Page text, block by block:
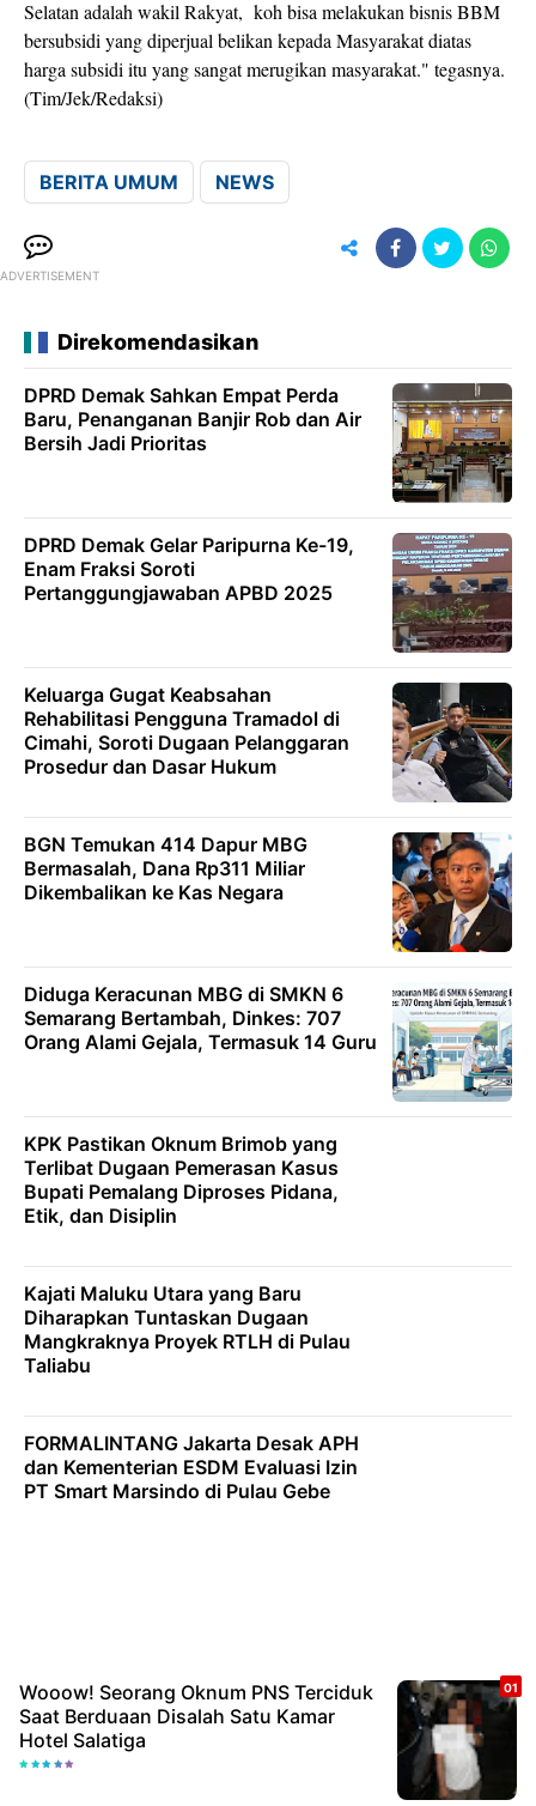
Selatan adalah wakil Rakyat, koh bisa melakukan bisnis BBM
bersubsidi yang diperjual belikan kepada Masyarakat diatas
harga subsidi itu yang sangat merugikan masyarakat." tegasnya.
(Tim/Jek/Redaksi)
BERITA UMUM NEWS
ADVERTISEMENT
Direkomendasikan
DPRD Demak Sahkan Empat Perda
Baru, Penanganan Banjir Rob dan Air
Bersih Jadi Prioritas
DPRD Demak Gelar Paripurna Ke-19,
Enam Fraksi Soroti
Pertanggungjawaban APBD 2025
Keluarga Gugat Keabsahan
Rehabilitasi Pengguna Tramadol di
Cimahi, Soroti Dugaan Pelanggaran
Prosedur dan Dasar Hukum
BGN Temukan 414 Dapur MBG
Bermasalah, Dana Rp311 Miliar
Dikembalikan ke Kas Negara
Diduga Keracunan MBG di SMKN 6
Semarang Bertambah, Dinkes: 707
Orang Alami Gejala, Termasuk 14 Guru
KPK Pastikan Oknum Brimob yang
Terlibat Dugaan Pemerasan Kasus
Bupati Pemalang Diproses Pidana,
Etik, dan Disiplin
Kajati Maluku Utara yang Baru
Diharapkan Tuntaskan Dugaan
Mangkraknya Proyek RTLH di Pulau
Taliabu
FORMALINTANG Jakarta Desak APH
dan Kementerian ESDM Evaluasi Izin
PT Smart Marsindo di Pulau Gebe
Wooow! Seorang Oknum PNS Terciduk
Saat Berduaan Disalah Satu Kamar
Hotel Salatiga